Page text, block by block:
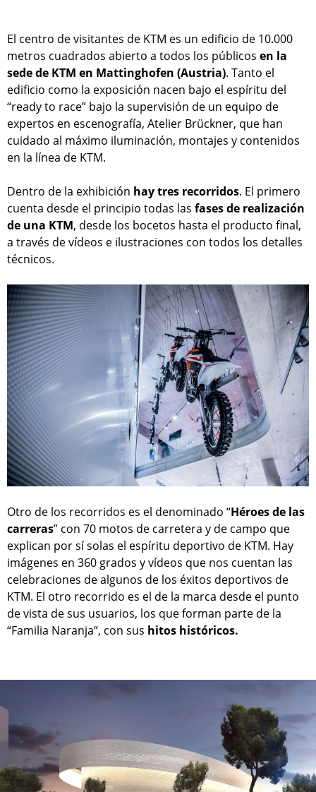
El centro de visitantes de KTM es un edificio de 10.000
metros cuadrados abierto a todos los públicos en la
sede de KTM en Mattinghofen (Austria). Tanto el
edificio como la exposición nacen bajo el espíritu del
“ready to race” bajo la supervisión de un equipo de
expertos en escenografía, Atelier Brückner, que han
cuidado al máximo iluminación, montajes y contenidos
en la línea de KTM.
Dentro de la exhibición hay tres recorridos. El primero
cuenta desde el principio todas las fases de realización
de una KTM, desde los bocetos hasta el producto final,
a través de vídeos e ilustraciones con todos los detalles
técnicos.
Otro de los recorridos es el denominado “Héroes de las
carreras” con 70 motos de carretera y de campo que
explican por sí solas el espíritu deportivo de KTM. Hay
imágenes en 360 grados y vídeos que nos cuentan las
celebraciones de algunos de los éxitos deportivos de
KTM. El otro recorrido es el de la marca desde el punto
de vista de sus usuarios, los que forman parte de la
“Familia Naranja”, con sus hitos históricos.